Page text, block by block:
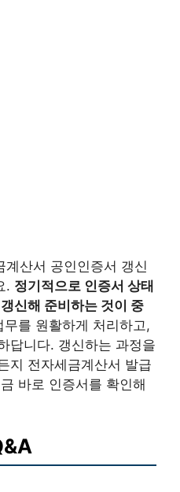
산서 공인인증서 갱신
. 정기적으로 인증서 상태
신해 준비하는 것이 중
를 원활하게 처리하고,
답니다. 갱신하는 과정을
지 전자세금계산서 발급
바로 인증서를 확인해